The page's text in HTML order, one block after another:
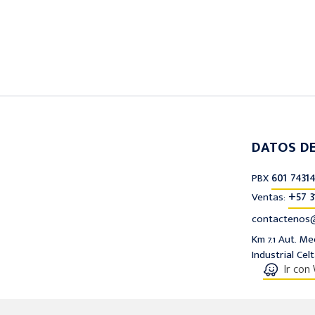
Ir con
DATOS
PBX 601
Ventas: +57
Km 7.1 Aut.
Industrial